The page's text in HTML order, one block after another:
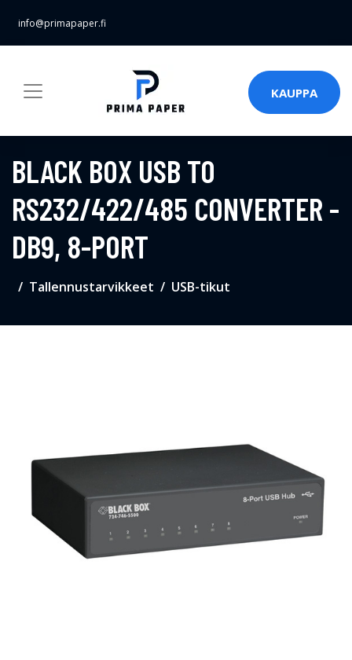
info@primapaper.fi
KAUPPA
BLACK BOX USB TO
RS232/422/485 CONVERTER -
DB9, 8-PORT
Tallennustarvikkeet USB-tikut